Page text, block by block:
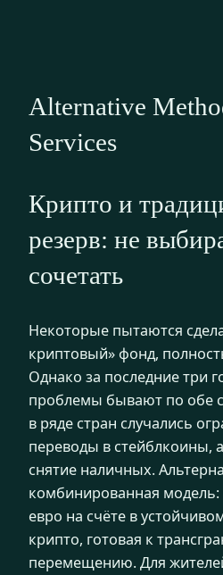
Alternative
Services
Крипто и
резерв: не
сочетать
Некоторые пытаются
криптовый» фонд,
Однако за последние три
проблемы бывают по обе
в ряде стран случались
переводы в стейблкоины,
снятие наличных.
комбинированная модель:
евро на счёте в
крипто, готовая к
перемещению. Для